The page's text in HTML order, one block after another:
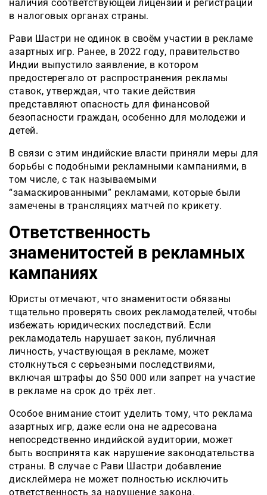
наличия соответствующей лицензии и регистрации
в налоговых органах страны.
Рави Шастри не одинок в своём участии в рекламе
азартных игр. Ранее, в 2022 году, правительство
Индии выпустило заявление, в котором
предостерегало от распространения рекламы
ставок, утверждая, что такие действия
представляют опасность для финансовой
безопасности граждан, особенно для молодежи и
детей.
В связи с этим индийские власти приняли меры для
борьбы с подобными рекламными кампаниями, в
том числе, с так называемыми
“замаскированными” рекламами, которые были
замечены в трансляциях матчей по крикету.
Ответственность
знаменитостей в рекламных
кампаниях
Юристы отмечают, что знаменитости обязаны
тщательно проверять своих рекламодателей, чтобы
избежать юридических последствий. Если
рекламодатель нарушает закон, публичная
личность, участвующая в рекламе, может
столкнуться с серьезными последствиями,
включая штрафы до $50 000 или запрет на участие
в рекламе на срок до трёх лет.
Особое внимание стоит уделить тому, что реклама
азартных игр, даже если она не адресована
непосредственно индийской аудитории, может
быть воспринята как нарушение законодательства
страны. В случае с Рави Шастри добавление
дисклеймера не может полностью исключить
ответственность за нарушение закона.